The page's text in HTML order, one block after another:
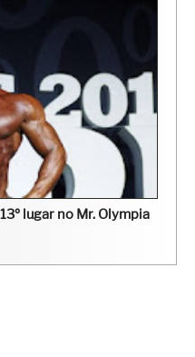
lugar no Mr. Olympia